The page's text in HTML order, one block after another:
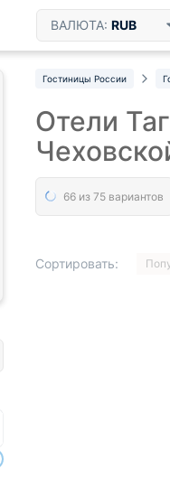
ВАЛЮТА: RUB
Гостиницы России
Отели
Сортировать: